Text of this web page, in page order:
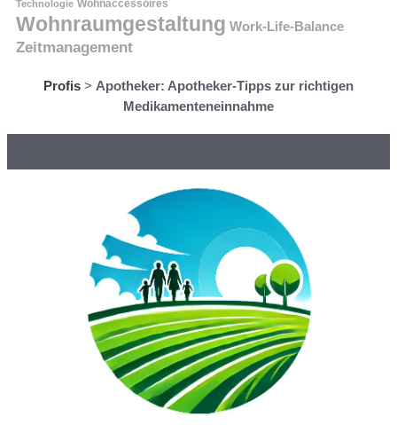
Technologie Wohnaccessoires
Wohnraumgestaltung Work-Life-Balance
Zeitmanagement
Profis > Apotheker: Apotheker-Tipps zur richtigen
Medikamenteneinnahme